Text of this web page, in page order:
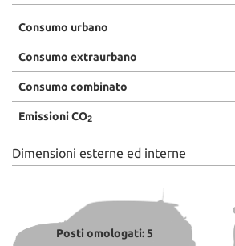
Consumo urbano
Consumo extraurbano
Consumo combinato
Emissioni CO2
Dimensioni esterne ed interne
Posti omologati: 5